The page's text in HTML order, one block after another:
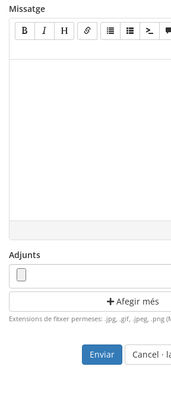
Missatge
Adjunts
Afegir més
Extensions de fitxer permeses: .jpg, .gif, .jpeg, .png
Cancel ·